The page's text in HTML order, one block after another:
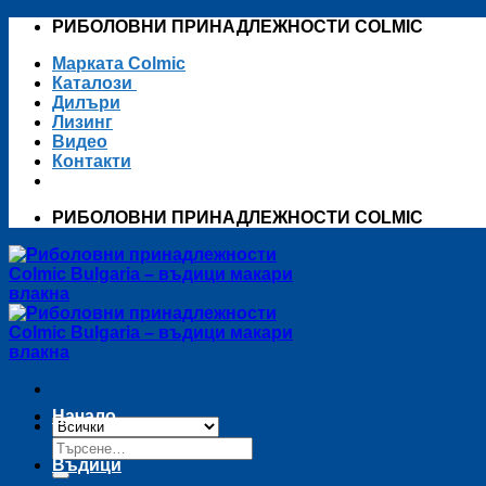
Skip
content
РИБОЛОВНИ ПРИНАДЛЕЖНОСТИ COLMIC
Марката Colmic
Каталози
Дилъри
Лизинг
Видео
Контакти
РИБОЛОВНИ ПРИНАДЛЕЖНОСТИ COLMIC
Търсене
за:
Начало
Въдици